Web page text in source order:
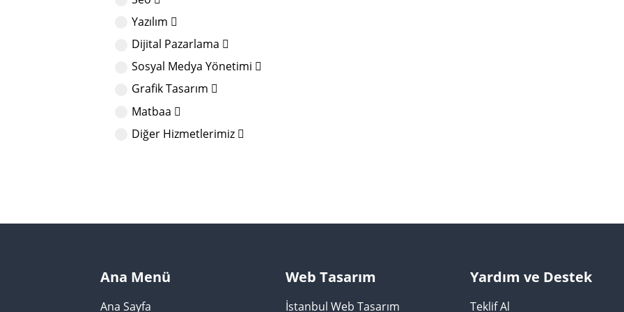
Yazılım
Dijital Pazarlama
Sosyal Medya Yönetimi
Grafik Tasarım
Matbaa
Diğer Hizmetlerimiz
Ana Menü
Ana Sayfa
Web Tasarım
İstanbul Web Tasarım
Yardım ve Destek
Teklif Al